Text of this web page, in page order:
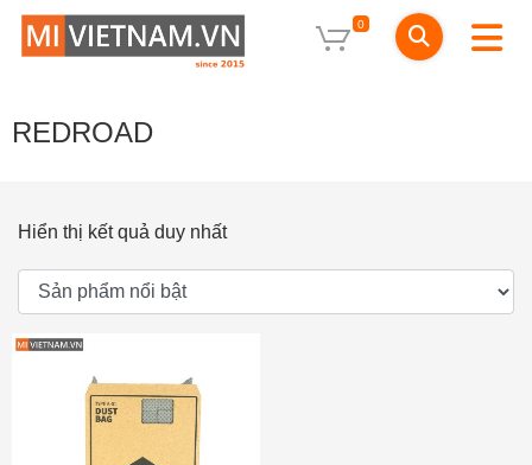
0
REDROAD
Hiển thị kết quả duy nhất